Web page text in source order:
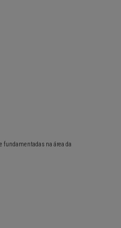
fundamentadas na área da